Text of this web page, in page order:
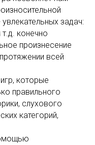
задач:
т.д. конечно
произнесение
всей
которые
правильного
слухового
категорий,